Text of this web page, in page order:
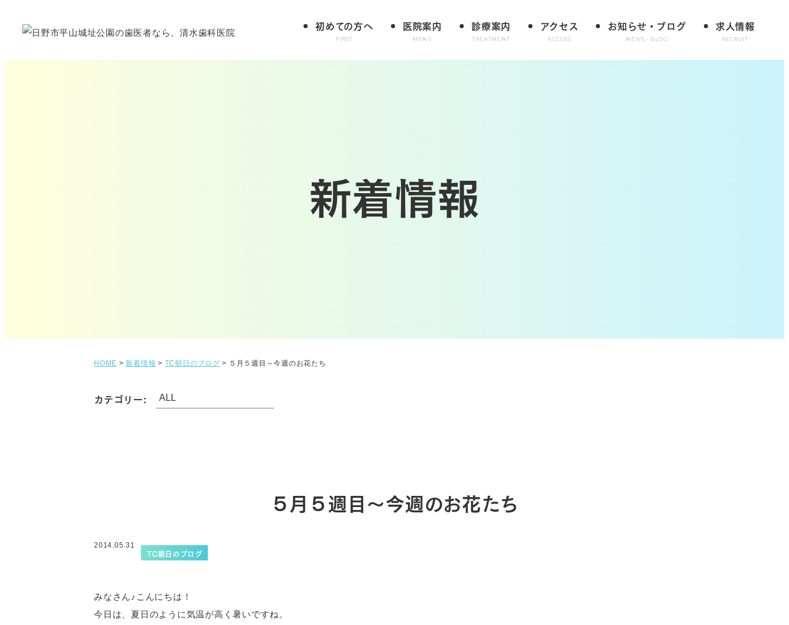
初めての方へ
FIRST
医院案内
MENU
診療案内
TREATMENT
アクセス
ACCESS
お知らせ・ブログ
NEWS・BLOG
求人情報
RECRUIT
新着情報
HOME > 新着情報 > TC朝日のブログ > ５月５週目～今週のお花たち
カテゴリー:
５月５週目～今週のお花たち
2014.05.31
TC朝日のブログ
みなさん♪こんにちは！
今日は、夏日のように気温が高く暑いですね。